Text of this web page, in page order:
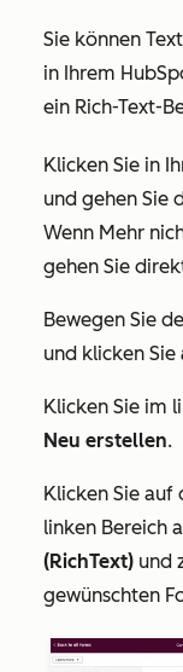
Sie können
in Ihrem
ein Rich-Text-
Klicken Sie in
und gehen Sie
Wenn Mehr
gehen Sie
Bewegen Sie
und klicken Sie
Klicken Sie im
Neu erstellen.
Klicken Sie auf
linken Bereich
(RichText) und
gewünschten